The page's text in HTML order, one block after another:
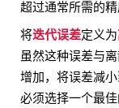
超过通常所需的精
将迭代误差定义为
虽然这种误差与
增加，将误差减
必须选择一个最